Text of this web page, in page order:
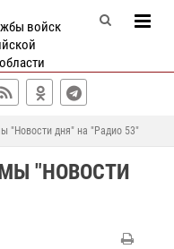
войск
"Новости дня" на "Радио 53"
"НОВОСТИ